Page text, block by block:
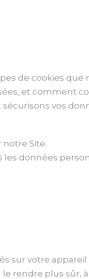
de cookies que
et comment
vos
Site.
données
sur votre
rendre plus sûr,